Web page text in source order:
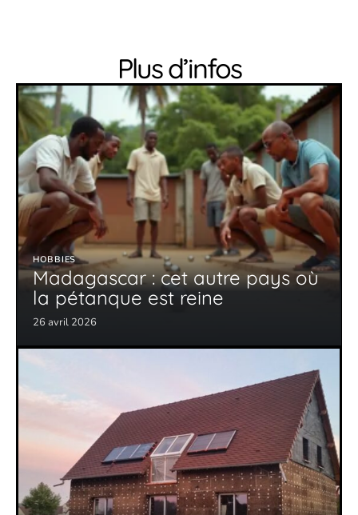
Plus d’infos
HOBBIES
Madagascar : cet autre pays où
la pétanque est reine
26 avril 2026